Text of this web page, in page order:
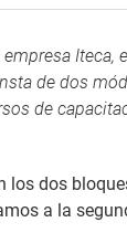
de dos
de
los dos
a la